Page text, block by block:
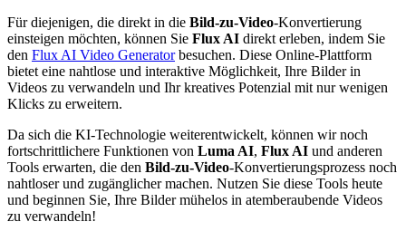
Für diejenigen, die direkt in die Bild-zu-Video-Konvertierung
einsteigen möchten, können Sie Flux AI direkt erleben, indem Sie
den Flux AI Video Generatorbesuchen. Diese Online-Plattform
bietet eine nahtlose und interaktive Möglichkeit, Ihre Bilder in
Videos zu verwandeln und Ihr kreatives Potenzial mit nur wenigen
Klicks zu erweitern.
Da sich die KI-Technologie weiterentwickelt, können wir noch
fortschrittlichere Funktionen von Luma AI, Flux AI und anderen
Tools erwarten, die den Bild-zu-Video-Konvertierungsprozess noch
nahtloser und zugänglicher machen. Nutzen Sie diese Tools heute
und beginnen Sie, Ihre Bilder mühelos in atemberaubende Videos
zu verwandeln!